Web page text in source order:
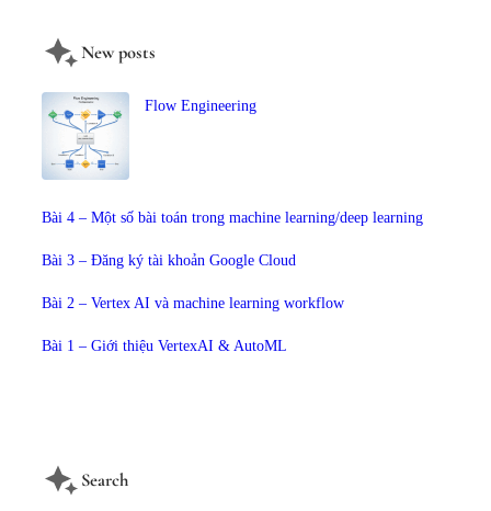
New posts
Flow Engineering
Bài 4 – Một số bài toán trong machine learning/deep learning
Bài 3 – Đăng ký tài khoản Google Cloud
Bài 2 – Vertex AI và machine learning workflow
Bài 1 – Giới thiệu VertexAI & AutoML
Search